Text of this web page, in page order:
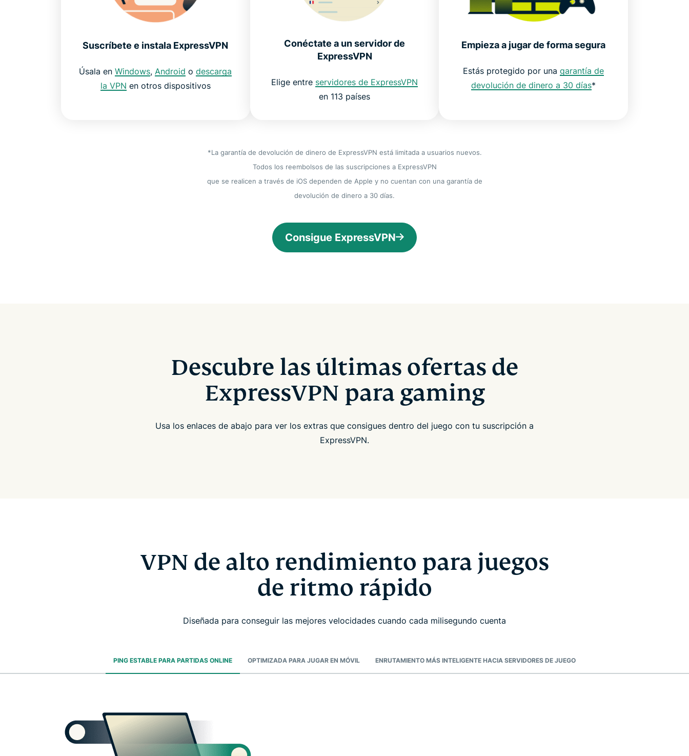
Suscríbete e instala ExpressVPN
Úsala enWindows, Android odescarga
la VPN en otros dispositivos
Conéctate a un servidor de
ExpressVPN
Elige entre servidores de ExpressVPN
en 113 países
Empieza a jugar de forma segura
Estás protegido por unagarantía de
devolución de dinero a 30 días*
*La garantía de devolución de dinero de ExpressVPN está limitada a usuarios nuevos.
Todos los reembolsos de las suscripciones a ExpressVPN
que se realicen a través de iOS dependen de Apple y no cuentan con una garantía de
devolución de dinero a 30 días.
Consigue ExpressVPN
Descubre las últimas ofertas de
ExpressVPN para gaming
Usa los enlaces de abajo para ver los extras que consigues dentro del juego con tu suscripción a
ExpressVPN.
VPN de alto rendimiento para juegos
de ritmo rápido
Diseñada para conseguir las mejores velocidades cuando cada milisegundo cuenta
PING ESTABLE PARA PARTIDAS ONLINE OPTIMIZADA PARA JUGAR EN MÓVIL ENRUTAMIENTO MÁS INTELIGENTE HACIA SERVIDORES DE JUEGO